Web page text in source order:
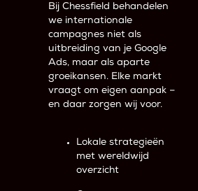
Bij Chessfield behandelen
we internationale
campagnes niet als
uitbreiding van je Google
Ads, maar als aparte
groeikansen. Elke markt
vraagt om eigen aanpak –
en daar zorgen wij voor.
Lokale strategieën
met wereldwijd
overzicht